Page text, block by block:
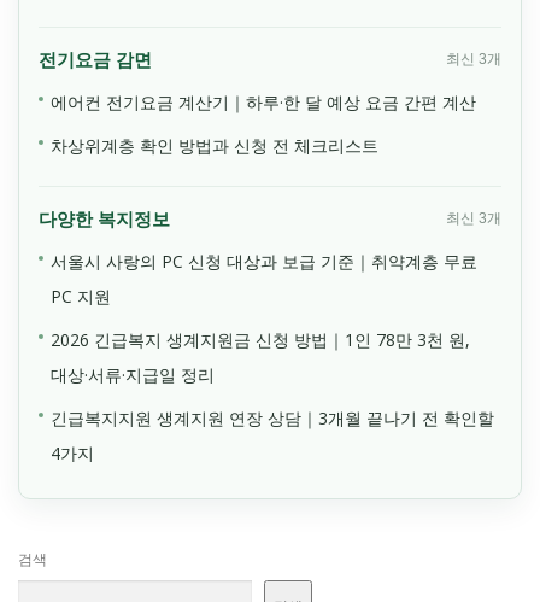
전기요금 감면 최신 3개
에어컨 전기요금 계산기｜하루·한 달 예상 요금 간편 계산
차상위계층 확인 방법과 신청 전 체크리스트
다양한 복지정보 최신 3개
서울시 사랑의 PC 신청 대상과 보급 기준｜취약계층 무료
PC 지원
2026 긴급복지 생계지원금 신청 방법｜1인 78만 3천 원,
대상·서류·지급일 정리
긴급복지지원 생계지원 연장 상담｜3개월 끝나기 전 확인할
4가지
검색